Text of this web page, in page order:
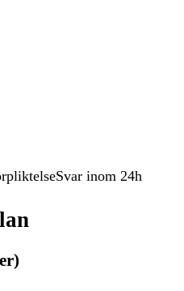
Svar inom 24h